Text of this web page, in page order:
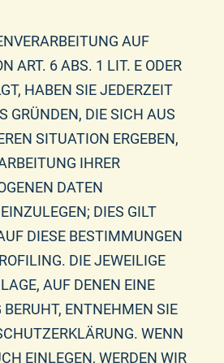
AUF
ART. 6 ABS. 1 LIT. E ODER
HABEN SIE JEDERZEIT
GRÜNDEN, DIE SICH AUS
SITUATION ERGEBEN,
IHRER
DATEN
DIES GILT
DIESE BESTIMMUNGEN
DIE JEWEILIGE
AUF DENEN EINE
BERUHT, ENTNEHMEN SIE
WENN
EINLEGEN, WERDEN WIR